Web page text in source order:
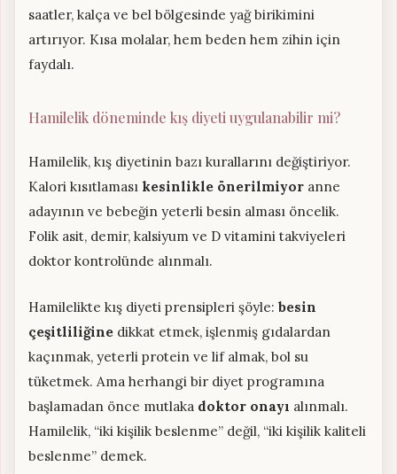
saatler, kalça ve bel bölgesinde yağ birikimini
artırıyor. Kısa molalar, hem beden hem zihin için
faydalı.
Hamilelik döneminde kış diyeti uygulanabilir mi?
Hamilelik, kış diyetinin bazı kurallarını değiştiriyor.
Kalori kısıtlaması kesinlikle önerilmiyor anne
adayının ve bebeğin yeterli besin alması öncelik.
Folik asit, demir, kalsiyum ve D vitamini takviyeleri
doktor kontrolünde alınmalı.
Hamilelikte kış diyeti prensipleri şöyle: besin
çeşitliliğine dikkat etmek, işlenmiş gıdalardan
kaçınmak, yeterli protein ve lif almak, bol su
tüketmek. Ama herhangi bir diyet programına
başlamadan önce mutlaka doktor onayı alınmalı.
Hamilelik, “iki kişilik beslenme” değil, “iki kişilik kaliteli
beslenme” demek.